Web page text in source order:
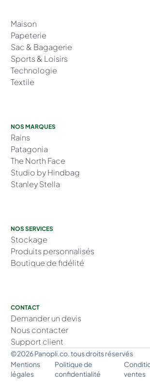
Maison
Papeterie
Sac & Bagagerie
Sports & Loisirs
Technologie
Textile
NOS MARQUES
Rains
Patagonia
The North Face
Studio by Hindbag
Stanley Stella
NOS SERVICES
Stockage
Produits personnalisés
Boutique de fidélité
CONTACT
Demander un devis
Nous contacter
Support client
©2026 Panopli.co. tous droits réservés
Mentions
légales
Politique de
confidentialité
ventes